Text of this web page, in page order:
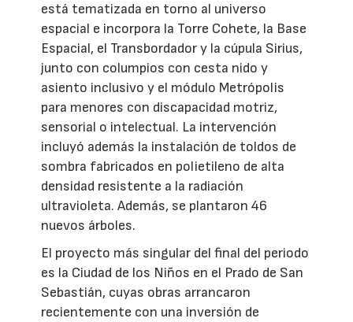
está tematizada en torno al universo
espacial e incorpora la Torre Cohete, la Base
Espacial, el Transbordador y la cúpula Sirius,
junto con columpios con cesta nido y
asiento inclusivo y el módulo Metrópolis
para menores con discapacidad motriz,
sensorial o intelectual. La intervención
incluyó además la instalación de toldos de
sombra fabricados en polietileno de alta
densidad resistente a la radiación
ultravioleta. Además, se plantaron 46
nuevos árboles.
El proyecto más singular del final del periodo
es la Ciudad de los Niños en el Prado de San
Sebastián, cuyas obras arrancaron
recientemente con una inversión de